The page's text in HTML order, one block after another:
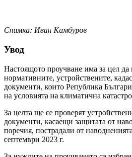
Снимка: Иван Камбуров
Увод
Настоящото проучване има за цел да
нормативните, устройствените,
документи, които Република
на условията на климатична
За целта ще се проверят
документи, касаещи защитата от
поречия, пострадали от
септември 2023 г.